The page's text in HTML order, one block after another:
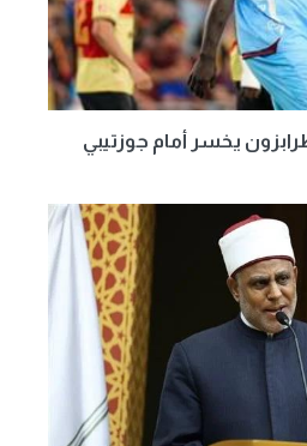
يخسر أمام جوزتيبي